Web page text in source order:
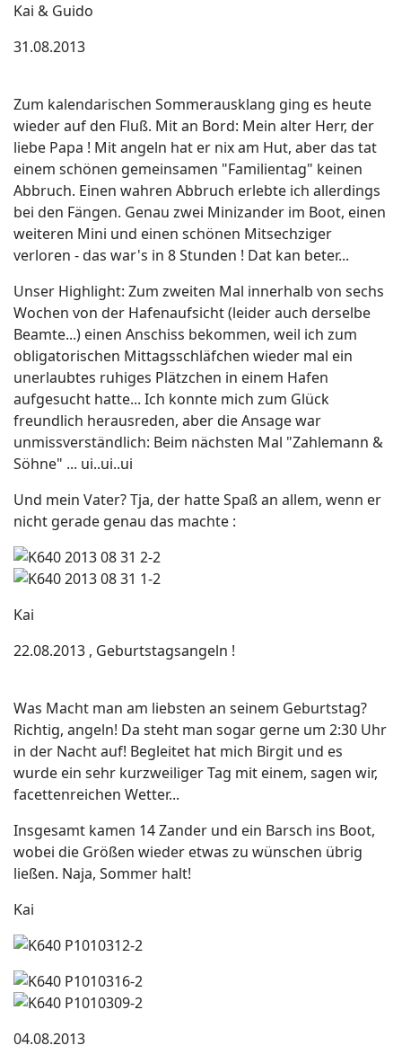
Kai & Guido
31.08.2013
Zum kalendarischen Sommerausklang ging es heute
wieder auf den Fluß. Mit an Bord: Mein alter Herr, der
liebe Papa ! Mit angeln hat er nix am Hut, aber das tat
einem schönen gemeinsamen "Familientag" keinen
Abbruch. Einen wahren Abbruch erlebte ich allerdings
bei den Fängen. Genau zwei Minizander im Boot, einen
weiteren Mini und einen schönen Mitsechziger
verloren - das war's in 8 Stunden ! Dat kan beter...
Unser Highlight: Zum zweiten Mal innerhalb von sechs
Wochen von der Hafenaufsicht (leider auch derselbe
Beamte...) einen Anschiss bekommen, weil ich zum
obligatorischen Mittagsschläfchen wieder mal ein
unerlaubtes ruhiges Plätzchen in einem Hafen
aufgesucht hatte... Ich konnte mich zum Glück
freundlich herausreden, aber die Ansage war
unmissverständlich: Beim nächsten Mal "Zahlemann &
Söhne" ... ui..ui..ui
Und mein Vater? Tja, der hatte Spaß an allem, wenn er
nicht gerade genau das machte :
Kai
22.08.2013 , Geburtstagsangeln !
Was Macht man am liebsten an seinem Geburtstag?
Richtig, angeln! Da steht man sogar gerne um 2:30 Uhr
in der Nacht auf! Begleitet hat mich Birgit und es
wurde ein sehr kurzweiliger Tag mit einem, sagen wir,
facettenreichen Wetter...
Insgesamt kamen 14 Zander und ein Barsch ins Boot,
wobei die Größen wieder etwas zu wünschen übrig
ließen. Naja, Sommer halt!
Kai
04.08.2013